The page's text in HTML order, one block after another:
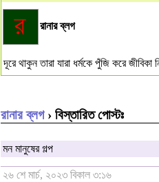
রানার ব্লগ
দূরে থাকুন তারা যারা ধর্মকে পুঁজি করে
রানার ব্লগ› বিস্তারিত পোস্টঃ
মন মানুষের গল্প
২৬ শে মার্চ, ২০২৩ বিকাল ৩:১৬